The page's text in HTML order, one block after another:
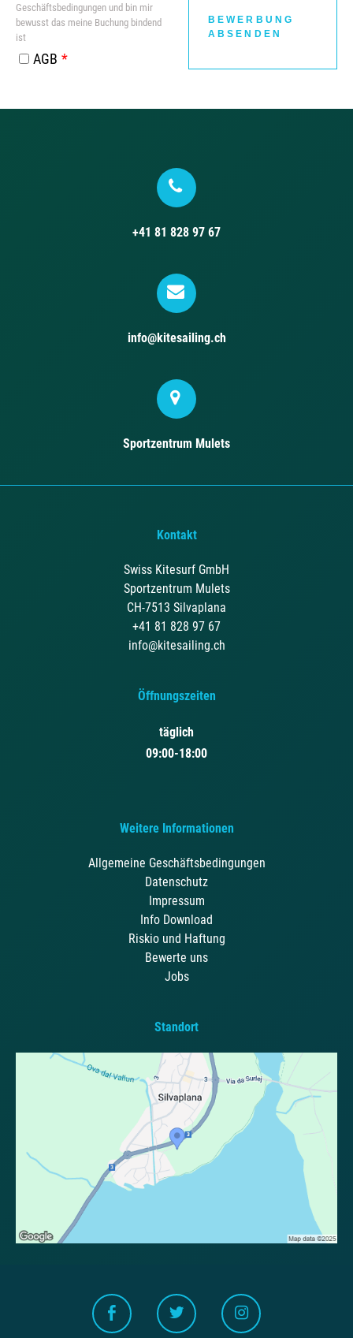
Geschäftsbedingungen und bin mir
bewusst das meine Buchung bindend
ist
AGB
BEWERBUNG
ABSENDEN
+41 81 828 97 67
info@kitesailing.ch
Sportzentrum Mulets
Kontakt
Swiss Kitesurf GmbH
Sportzentrum Mulets
CH-7513 Silvaplana
+41 81 828 97 67
info@kitesailing.ch
Öffnungszeiten
täglich
09:00-18:00
Weitere Informationen
Allgemeine Geschäftsbedingungen
Datenschutz
Impressum
Info Download
Riskio und Haftung
Bewerte uns
Jobs
Standort